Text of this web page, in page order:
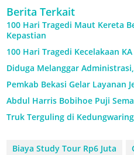
Berita Terkait
100 Hari Tragedi Maut Kereta
Kepastian
100 Hari Tragedi Kecelakaan
Diduga Melanggar
Pemkab Bekasi Gelar Layanan
Abdul Harris Bobihoe Puji
Truk Terguling di
Biaya Study Tour Rp6 Juta